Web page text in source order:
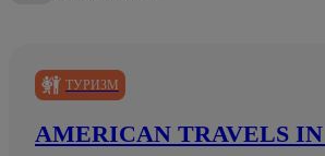
ТУРИЗМ
AMERICAN TRAVELS